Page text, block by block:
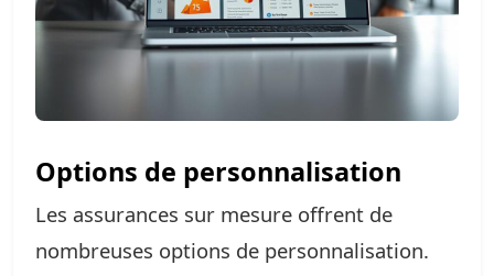
Options de personnalisation
Les assurances sur mesure offrent de
nombreuses options de personnalisation.